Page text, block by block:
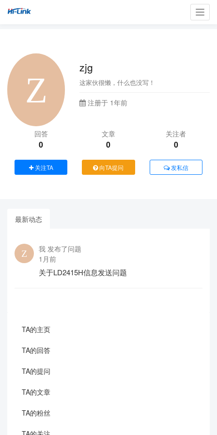
zjg
这家伙很懒，什么也没写！
注册于 1年前
回答
0
文章
0
关注者
0
关注TA 向TA提问 发私信
最新动态
我 发布了问题
1月前
关于LD2415H信息发送问题
TA的主页
TA的回答
TA的提问
TA的文章
TA的粉丝